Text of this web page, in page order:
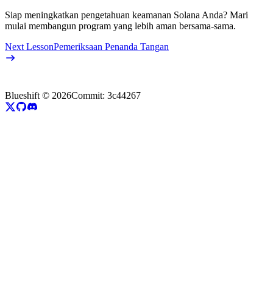
Siap meningkatkan pengetahuan keamanan Solana Anda? Mari
mulai membangun program yang lebih aman bersama-sama.
Next LessonPemeriksaan Penanda Tangan
Blueshift © 2026Commit: 3c44267